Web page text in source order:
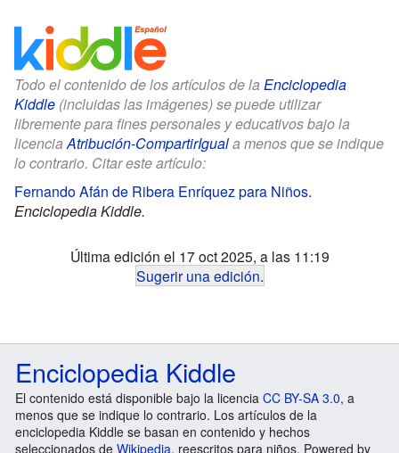
Todo el contenido de los artículos de la Enciclopedia
Kiddle (incluidas las imágenes) se puede utilizar
libremente para fines personales y educativos bajo la
licenciaAtribución-CompartirIguala menos que se indique
lo contrario. Citar este artículo:
Fernando Afán de Ribera Enríquez para Niños.
Enciclopedia Kiddle.
Última edición el 17 oct 2025, a las 11:19
Sugerir una edición.
Enciclopedia Kiddle
El contenido está disponible bajo la licencia CC BY-SA 3.0, a
menos que se indique lo contrario. Los artículos de la
enciclopedia Kiddle se basan en contenido y hechos
seleccionados de Wikipedia, reescritos para niños. Powered by